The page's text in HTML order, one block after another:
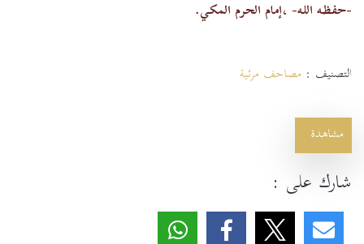
-حفظه الله- ،إمام الحرم المكي.
التصنيف : مصاحف مرئية
مشاهدة
شارك على :